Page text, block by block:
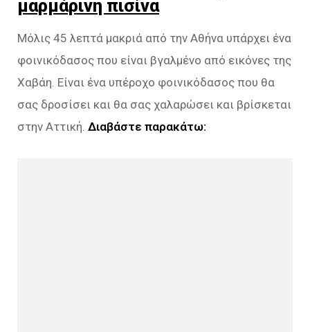
μαρμάρινη πισίνα
Μόλις 45 λεπτά μακριά από την Αθήνα υπάρχει ένα
φοινικόδασος που είναι βγαλμένο από εικόνες της
Χαβάη. Είναι ένα υπέροχο φοινικόδασος που θα
σας δροσίσει και θα σας χαλαρώσει και βρίσκεται
στην Αττική. Διαβάστε παρακάτω: